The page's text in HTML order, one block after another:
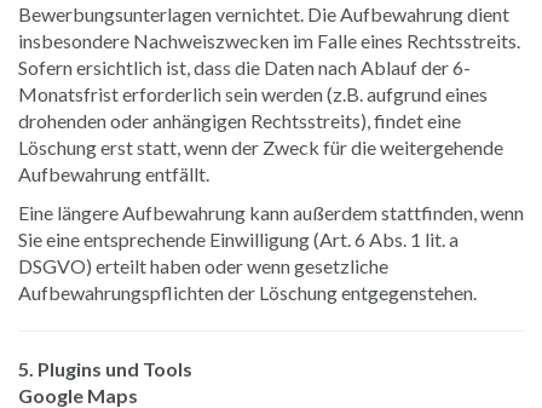
Bewerbungsunterlagen vernichtet. Die Aufbewahrung dient
insbesondere Nachweiszwecken im Falle eines Rechtsstreits.
Sofern ersichtlich ist, dass die Daten nach Ablauf der 6-
Monatsfrist erforderlich sein werden (z.B. aufgrund eines
drohenden oder anhängigen Rechtsstreits), findet eine
Löschung erst statt, wenn der Zweck für die weitergehende
Aufbewahrung entfällt.
Eine längere Aufbewahrung kann außerdem stattfinden, wenn
Sie eine entsprechende Einwilligung (Art. 6 Abs. 1 lit. a
DSGVO) erteilt haben oder wenn gesetzliche
Aufbewahrungspflichten der Löschung entgegenstehen.
5. Plugins und Tools
Google Maps